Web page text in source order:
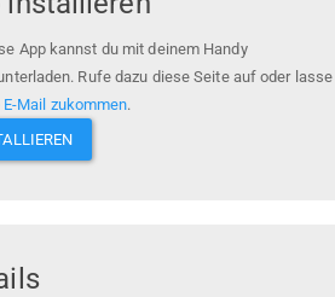
App kannst du mit deinem Handy
Rufe dazu diese Seite auf oder lasse
E-Mail zukommen.